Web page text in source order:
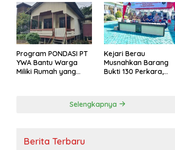
Masyarakat Bijak
Sikapi Efisiensi
Anggaran
Jalan di Gang Angsa
Program PONDASI PT
YWA Bantu Warga
Miliki Rumah yang
Kejari Berau
Musnahkan Barang
Bukti 130 Perkara,
Selengkapnya
Berita Terbaru